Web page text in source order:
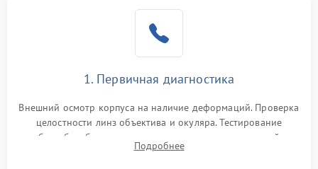
1000 ₽
защиты от перегрева
Поломка системы защиты
1000 ₽
1. Первичная диагностика
Внешний осмотр корпуса на наличие деформаций. Проверка
целостности линз объектива и окуляра. Тестирование
работы барабанчиков ввода поправок, кольца отстройки
параллакса и зума. Выявление сколов, внутренних
Подробнее